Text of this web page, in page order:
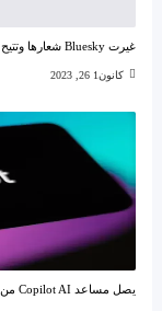
غيرت Bluesky شعارها وتتيح الآن للجميع عرض المنشورات حتى بدون حساب
كانون1 26, 2023
يصل مساعد Copilot AI من ميكروسوفت إلى نظام أندرويد